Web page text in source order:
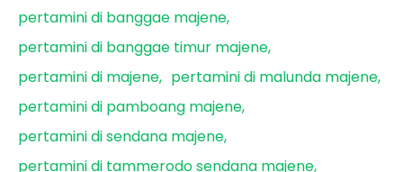
pertamini di banggae majene
pertamini di banggae timur majene
pertamini di majene
pertamini di malunda majene
pertamini di pamboang majene
pertamini di sendana majene
pertamini di tammerodo sendana majene